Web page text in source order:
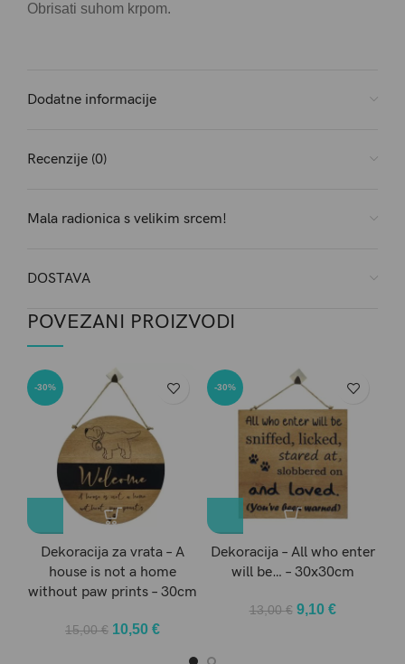
Obrisati suhom krpom.
Dodatne informacije
Recenzije (0)
Mala radionica s velikim srcem!
DOSTAVA
POVEZANI PROIZVODI
-30%
Dekoracija za vrata – A
house is not a home
without paw prints – 30cm
15,00€ Original
10,50 €Current
-30%
Dekoracija – All who enter
will be… – 30x30cm
13,00€ Original
9,10 €Current